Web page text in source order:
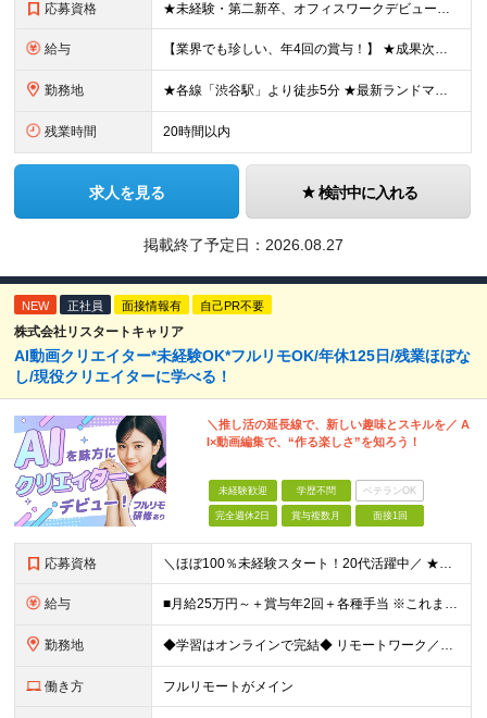
応募資格 ★未経験・第二新卒、オフィスワークデビュー大歓迎 ★平均年齢は28.6歳！ ★20代の若手メンバーが中心になって活躍している職場です！ ●学歴不問 ※35歳以下の方（若年層の長期キャリア形成） ★こ
給与 【業界でも珍しい、年4回の賞与！】 ★成果次第でスピード昇給可 →20代で年収700万〜900万超も！ ■未経験：月給26〜30万円＋賞与年4回（業績による）＋各種手当 ※経験・スキルを考慮して決定
勤務地 ★各線「渋谷駅」より徒歩5分 ★最新ランドマークオフィスです！ ★転勤はありません 【本社】 東京都渋谷区道玄坂2-25-12 道玄坂通 dogenzaka-dori 5階 ※(変更の範囲)上記を除
残業時間 20時間以内
求人を見る 検討中に入れる
掲載終了予定日： 2026.08.27
NEW 正社員 面接情報有 自己PR不要
株式会社リスタートキャリア
AI動画クリエイター*未経験OK*フルリモOK/年休125日/残業ほぼな
し/現役クリエイターに学べる！
＼推し活の延長線で、新しい趣味とスキルを／ A
I×動画編集で、“作る楽しさ”を知ろう！
未経験歓迎 学歴不問 ベテランOK
完全週休2日 賞与複数月 面接1回
応募資格 ＼ほぼ100％未経験スタート！20代活躍中／ ★未経験OK ★学歴不問／第二新卒歓迎 ★35歳以下の方（若年層の長期キャリア形成を図るため） ＜こんな方は大歓迎！＞ ・YouTubeやTikTokな
給与 ■月給25万円～＋賞与年2回＋各種手当 ※これまでの経験・スキル・前職の給与を考慮して決定します ※上記には、固定残業代（月20時間分／32,500円～）が含まれます ＜研修期間（7ヶ月～最大10ヶ
勤務地 ◆学習はオンラインで完結◆ リモートワーク／フルリモート案件あり・転勤なし ◇本社(秋葉原)または一都三県のクライアント先 ※勤務地につきましては、ご相談の上で配属 ＜本社＞ ◇東京都台東区台東1
働き方 フルリモートがメイン